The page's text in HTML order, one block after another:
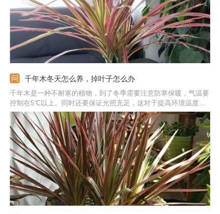
千年木冬天怎么养，掉叶子怎么办
千年木是一种不耐寒的植物，到了冬季需要注意防寒保暖，气温要
控制在5℃以上。同时还要保证光照充足，这对于提高环境温度也
有帮助。另外还要控制好水肥，7-10天浇一次水，施肥可以暂停。
适当进行修剪，对于第二年的生长有帮助。